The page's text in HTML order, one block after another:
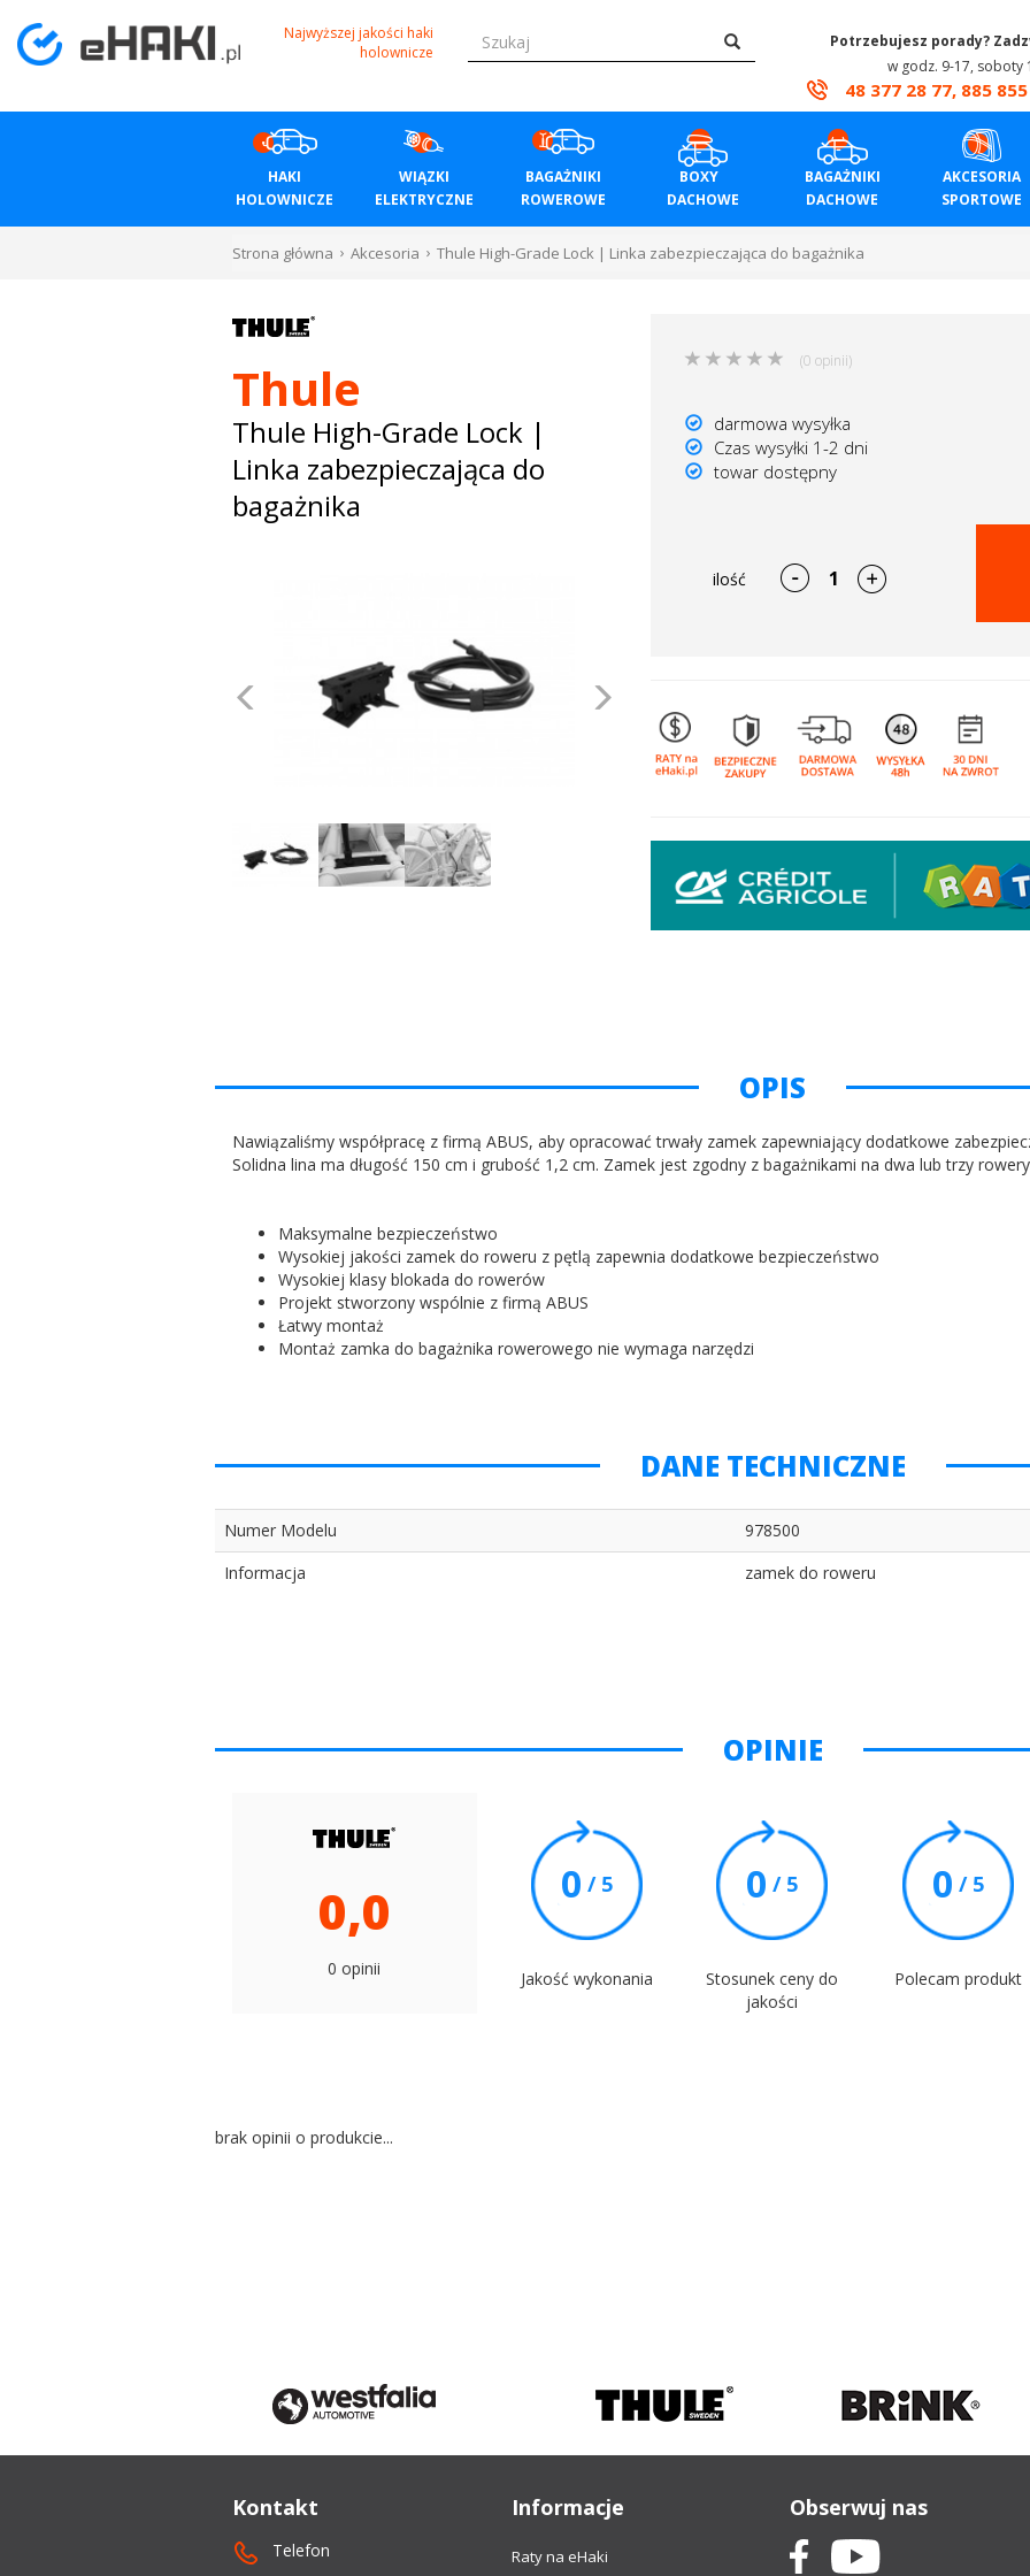
Menu
Najwyższej jakości haki
holownicze
Potrzebujesz porady?
w godz. 9-17, soboty
48 377 28 77, 885
HAKI
HOLOWNICZE
WIĄZKI
ELEKTRYCZNE
BAGAŻNIKI
ROWEROWE
BOXY
DACHOWE
BAGAŻNIKI
DACHOWE
AKCESORIA
SPORTOWE
Strona główna Akcesoria Thule High-Grade Lock | Linka zabezpieczająca do bagażnika
Thule
Thule High-Grade Lock |
Linka zabezpieczająca do
bagażnika
Poprzednie
(0 opinii)
darmowa wysyłka
Czas wysyłki 1-2 dni
towar dostępny
ilość
OPIS
Nawiązaliśmy współpracę z firmą ABUS, aby opracować trwały zamek zapewniający dodatkowe
Solidna lina ma długość 150 cm i grubość 1,2 cm. Zamek jest zgodny z bagażnikami na dwa lub trzy
Maksymalne bezpieczeństwo
Wysokiej jakości zamek do roweru z pętlą zapewnia dodatkowe bezpieczeństwo
Wysokiej klasy blokada do rowerów
Projekt stworzony wspólnie z firmą ABUS
Łatwy montaż
Montaż zamka do bagażnika rowerowego nie wymaga narzędzi
DANE TECHNICZNE
Numer Modelu
978500
Informacja
zamek do roweru
OPINIE
0,0
0 opinii
0 / 5
Jakość wykonania
0 / 5
Stosunek ceny do
jakości
0 / 5
Polecam produkt
brak opinii o produkcie...
Kontakt
Telefon
Informacje
Raty na eHaki
Obserwuj nas